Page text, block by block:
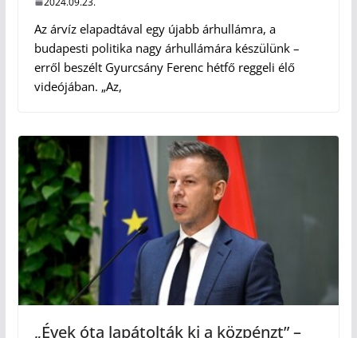
Az árvíz elapadtával egy újabb árhullámra, a
budapesti politika nagy árhullámára készülünk –
erről beszélt Gyurcsány Ferenc hétfő reggeli élő
videójában. „Az,
„Évek óta lapátolták ki a közpénzt” –